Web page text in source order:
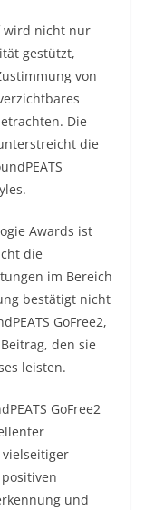
wird nicht nur
gestützt,
von
Die
die
Awards ist
die
im Bereich
bestätigt nicht
GoFree2,
den sie
leisten.
GoFree2
und